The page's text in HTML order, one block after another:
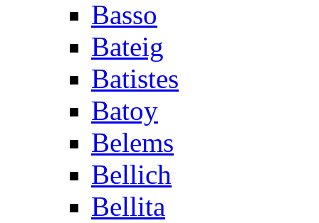
Basso
Bateig
Batistes
Batoy
Belems
Bellich
Bellita